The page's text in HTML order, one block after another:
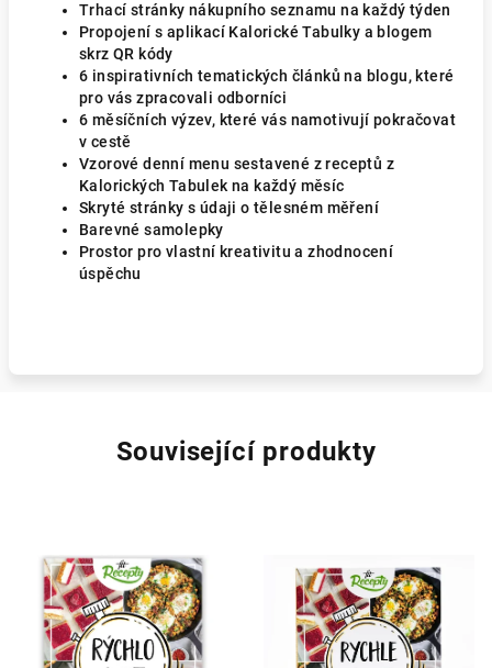
Trhací stránky nákupního seznamu na každý týden
Propojení s aplikací Kalorické Tabulky a blogem
skrz QR kódy
6 inspirativních tematických článků na blogu, které
pro vás zpracovali odborníci
6 měsíčních výzev, které vás namotivují pokračovat
v cestě
Vzorové denní menu sestavené z receptů z
Kalorických Tabulek na každý měsíc
Skryté stránky s údaji o tělesném měření
Barevné samolepky
Prostor pro vlastní kreativitu a zhodnocení
úspěchu
Související produkty